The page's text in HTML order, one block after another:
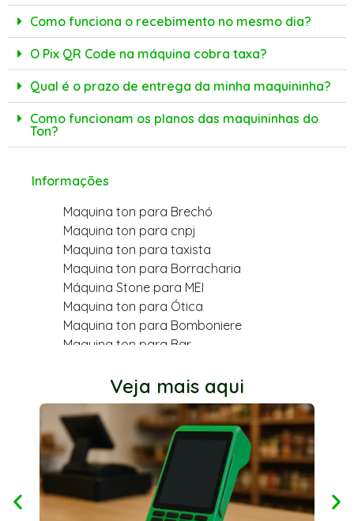
Como funciona o recebimento no mesmo dia?
O Pix QR Code na máquina cobra taxa?
Qual é o prazo de entrega da minha maquininha?
Como funcionam os planos das maquininhas do
Ton?
Informações
Maquina ton para Brechó
Maquina ton para cnpj
Maquina ton para taxista
Maquina ton para Borracharia
Máquina Stone para MEI
Maquina ton para Ótica
Maquina ton para Bomboniere
Maquina ton para Bar
Maquina ton para Cabeleireiro
Maquina ton para Farmácia
Maquina ton para Dentista
Maquina ton para Açougue
Maquina ton para Mercearia
Maquina ton para Quiosque
Ton stone para dentista
Maquina ton para MEI
Veja mais aqui